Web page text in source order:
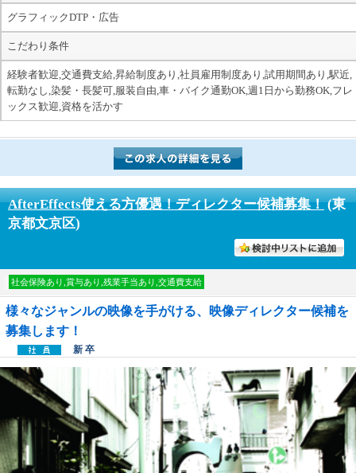
グラフィックDTP・広告
こだわり条件
経験者歓迎,交通費支給,昇給制度あり,社員雇用制度あり,試用期間あり,駅近,
転勤なし,染髪・長髪可,服装自由,車・バイク通勤OK,週1日から勤務OK,フレ
ックス歓迎,資格を活かす
AfterEffects使える方優遇！ディレクター候補募集！(東
京都文京区)
討中リストに入れる
社会保険あり,賞与あり,残業手当あり,交通費支給
様々なジャンルの映像を手がける、映像ディレクター候補を
募集します！
新 卒